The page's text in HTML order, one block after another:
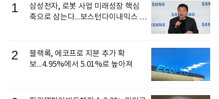
1
삼성전자, 로봇 사업 미래성장 핵심
축으로 삼는다...보스턴다이내믹스 출
2
블랙록, 에코프로 지분 추가 확
보...4.95%에서 5.01%로 높아져